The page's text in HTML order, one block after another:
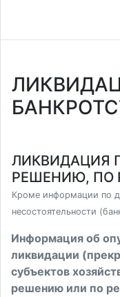
ЛИКВИДАЦИЯ
РЕШЕНИЮ, ПО
Кроме информации по
несостоятельности
Информация об
ликвидации
субъектов
решению или по